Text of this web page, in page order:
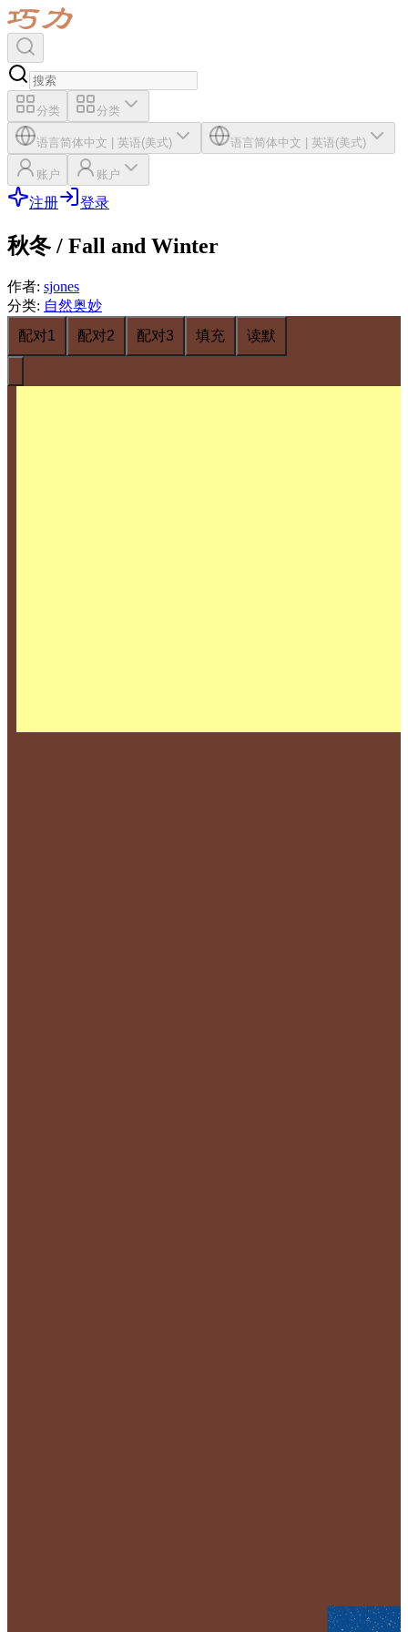
分类 分类
语言简体中文 | 英语(美式) 语言简体中文 | 英语(美式)
账户 账户
注册 登录
秋冬 / Fall and Winter
作者: sjones
分类: 自然奥妙
配对1
配对2 配对3 填充 读默